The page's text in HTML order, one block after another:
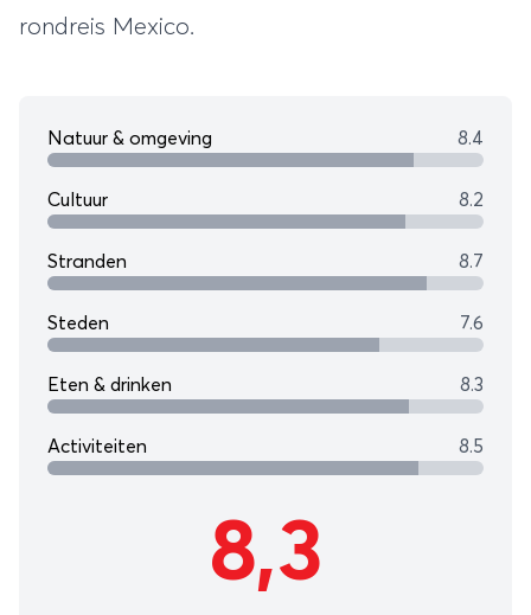
rondreis Mexico.
Natuur & omgeving 8.4
Cultuur 8.2
Stranden 8.7
Steden 7.6
Eten & drinken 8.3
Activiteiten 8.5
8,3